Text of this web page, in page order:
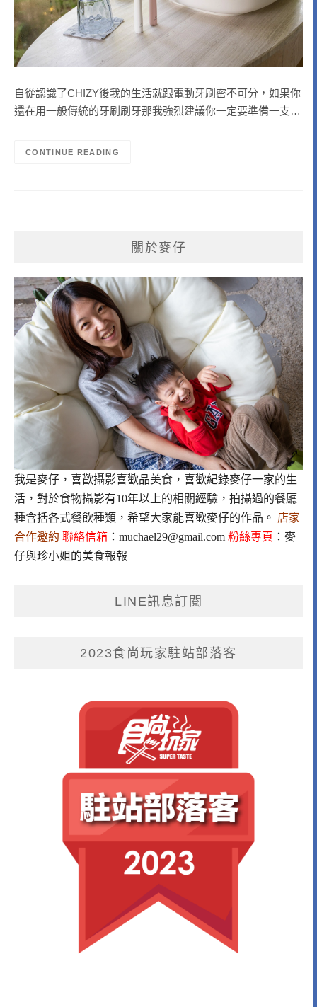
自從認識了CHIZY後我的生活就跟電動牙刷密不可分，如果你
還在用一般傳統的牙刷刷牙那我強烈建議你一定要準備一支…
CONTINUE READING
關於麥仔
我是麥仔，喜歡攝影喜歡品美食，喜歡紀錄麥仔一家的生
活，對於食物攝影有10年以上的相關經驗，拍攝過的餐廳
種含括各式餐飲種類，希望大家能喜歡麥仔的作品。 店家
合作邀約 聯絡信箱 ： muchael29@gmail.com 粉絲專頁 ： 麥
仔與珍小姐的美食報報
LINE訊息訂閱
2023食尚玩家駐站部落客